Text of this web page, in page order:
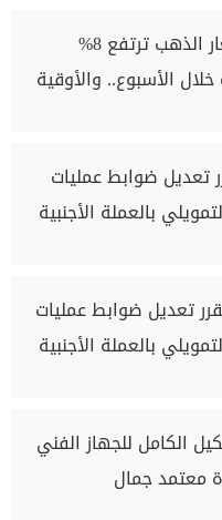
مرصد الذهب: أسعار الذهب ترتفع 8%
الأسبوع.. والأوقية
تعديل ضوابط عمليات
بالعملة الأجنبية
تعديل ضوابط عمليات
بالعملة الأجنبية
الكامل للجهاز الفني
معتمد جمال